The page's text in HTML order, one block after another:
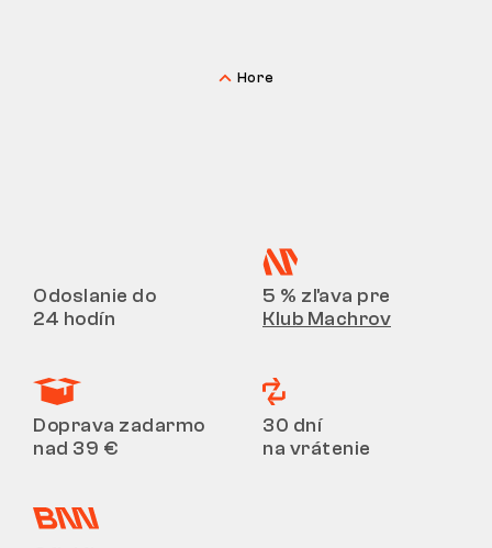
Hore
Odoslanie do
24 hodín
5 % zľava pre
Klub Machrov
Doprava zadarmo
nad 39 €
30 dní
na vrátenie